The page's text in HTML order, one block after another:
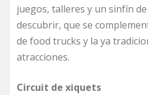
juegos, talleres y un sinfín
descubrir, que se
de food trucks y la ya
atracciones.
Circuit de xiquets